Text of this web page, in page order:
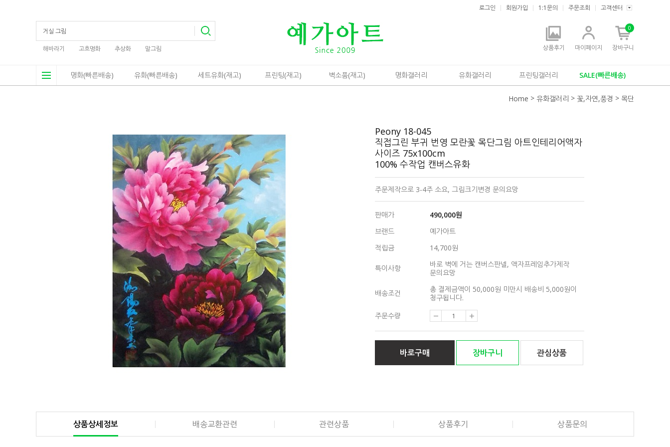
해바라기 고흐명화 추상화 말그림
로그인 회원가입 1:1문의 주문조회 고객센터
상품후기 마이페이지 장바구니
0
명화(빠른배송) 유화(빠른배송) 세트유화(재고) 프린팅(재고) 벽소품(재고) 명화갤러리 유화갤러리 프린팅갤러리 SALE(빠른배송)
Home > 유화갤러리 > 꽃,자연,풍경 > 목단
Peony 18-045
직접그린 부귀 번영 모란꽃 목단그림 아트인테리어액자
사이즈 75x100cm
100% 수작업 캔버스유화
주문제작으로 3-4주 소요, 그림크기변경 문의요망
판매가 490,000원
브랜드
예가아트
적립금
14,700원
특이사항
바로 벽에 거는 캔버스판넬, 액자프레임추가제작
문의요망
배송조건
총 결제금액이 50,000원 미만시 배송비 5,000원이
청구됩니다.
주문수량
바로구매 장바구니 관심상품
상품상세정보 배송교환관련 관련상품 상품후기 상품문의